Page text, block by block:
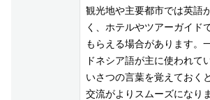
観光地や主要都市では英語
く、ホテルやツアーガイド
もらえる場合があります。
ドネシア語が主に使われて
いさつの言葉を覚えておく
交流がよりスムーズになり